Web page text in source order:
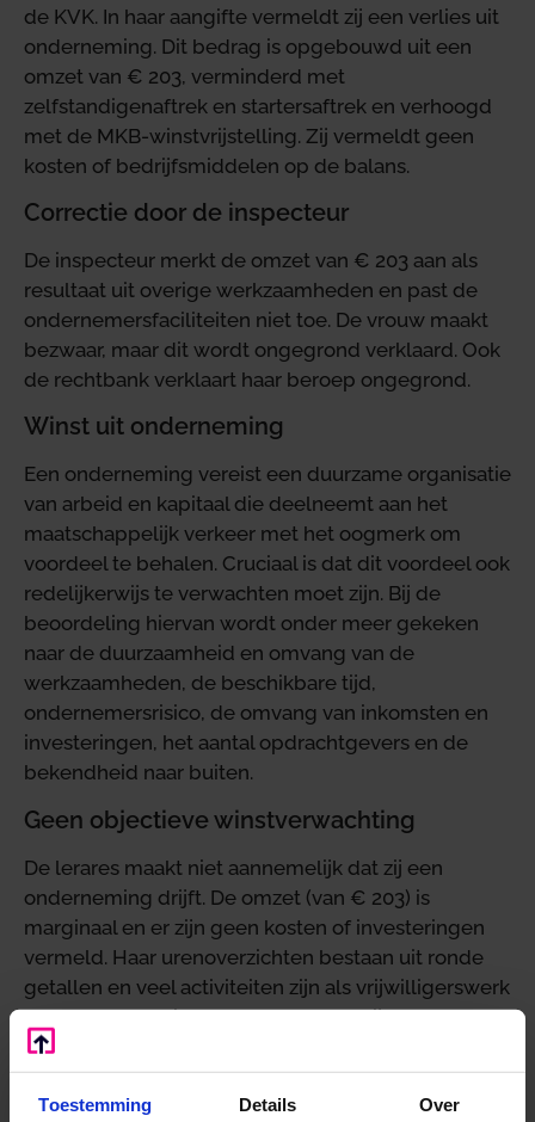
Toestemming Details Over
de KVK. In haar aangifte vermeldt zij een verlies uit
onderneming. Dit bedrag is opgebouwd uit een
omzet van € 203, verminderd met
zelfstandigenaftrek en startersaftrek en verhoogd
met de MKB-winstvrijstelling. Zij vermeldt geen
kosten of bedrijfsmiddelen op de balans.
Correctie door de inspecteur
De inspecteur merkt de omzet van € 203 aan als
resultaat uit overige werkzaamheden en past de
ondernemersfaciliteiten niet toe. De vrouw maakt
bezwaar, maar dit wordt ongegrond verklaard. Ook
de rechtbank verklaart haar beroep ongegrond.
Winst uit onderneming
Een onderneming vereist een duurzame organisatie
van arbeid en kapitaal die deelneemt aan het
maatschappelijk verkeer met het oogmerk om
voordeel te behalen. Cruciaal is dat dit voordeel ook
redelijkerwijs te verwachten moet zijn. Bij de
beoordeling hiervan wordt onder meer gekeken
naar de duurzaamheid en omvang van de
werkzaamheden, de beschikbare tijd,
ondernemersrisico, de omvang van inkomsten en
investeringen, het aantal opdrachtgevers en de
bekendheid naar buiten.
Geen objectieve winstverwachting
De lerares maakt niet aannemelijk dat zij een
onderneming drijft. De omzet (van € 203) is
marginaal en er zijn geen kosten of investeringen
vermeld. Haar urenoverzichten bestaan uit ronde
getallen en veel activiteiten zijn als vrijwilligerswerk
omschreven. Er is geen kenbaar bedrijfsplan of
realistisch doel. Ook uit de aangiften van latere
jaren blijkt geen redelijke winstverwachting.
Daarom komt de vrouw niet in aanmerking voor de